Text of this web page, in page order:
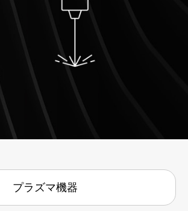
プラズマ機器